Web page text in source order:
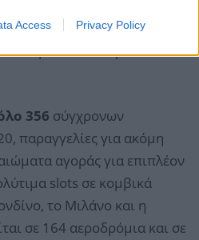
Access Privacy Policy
ότι η προσφορά
premium περίπου
356 σύγχρονων
παραγγελίες για ακόμη
αγοράς για επιπλέον
slots σε κομβικά
το Μιλάνο και η
σε 164 αεροδρόμια και σε